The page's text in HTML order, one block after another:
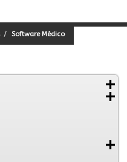
Software Médico